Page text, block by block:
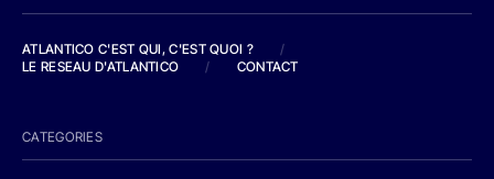
ATLANTICO C'EST QUI, C'EST QUOI ?
/
LE RESEAU D'ATLANTICO
/ CONTACT
CATEGORIES